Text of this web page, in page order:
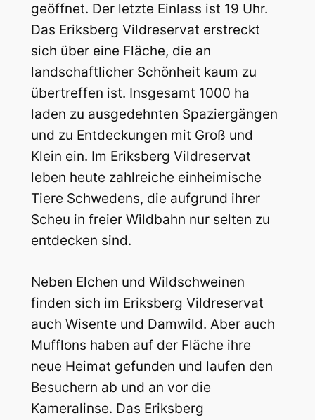
geöffnet. Der letzte Einlass ist 19 Uhr.
Das Eriksberg Vildreservat erstreckt
sich über eine Fläche, die an
landschaftlicher Schönheit kaum zu
übertreffen ist. Insgesamt 1000 ha
laden zu ausgedehnten Spaziergängen
und zu Entdeckungen mit Groß und
Klein ein. Im Eriksberg Vildreservat
leben heute zahlreiche einheimische
Tiere Schwedens, die aufgrund ihrer
Scheu in freier Wildbahn nur selten zu
entdecken sind.
Neben Elchen und Wildschweinen
finden sich im Eriksberg Vildreservat
auch Wisente und Damwild. Aber auch
Mufflons haben auf der Fläche ihre
neue Heimat gefunden und laufen den
Besuchern ab und an vor die
Kameralinse. Das Eriksberg